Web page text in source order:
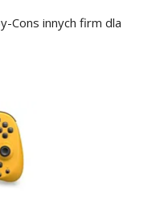
Cons innych firm dla